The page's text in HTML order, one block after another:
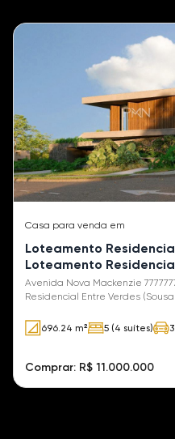
Casa para venda em
Loteamento
Loteamento
(Sousas)
Avenida Nova Mackenzie
Residencial Entre Verdes
696.24 m² 5 (4 suítes) 3
Comprar: R$ 11.000.000